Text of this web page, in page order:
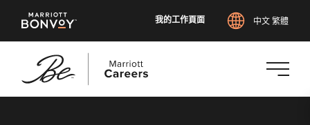
我的工作頁面 中文 繁體